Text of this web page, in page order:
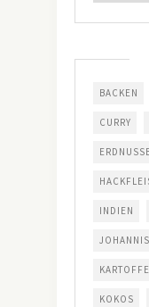
BACKEN
CURRY
INDIEN
KOKOS